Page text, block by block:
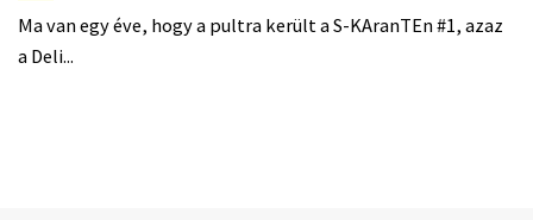
Ma van egy éve, hogy a pultra került a S-KAranTEn #1, azaz
a Deli...